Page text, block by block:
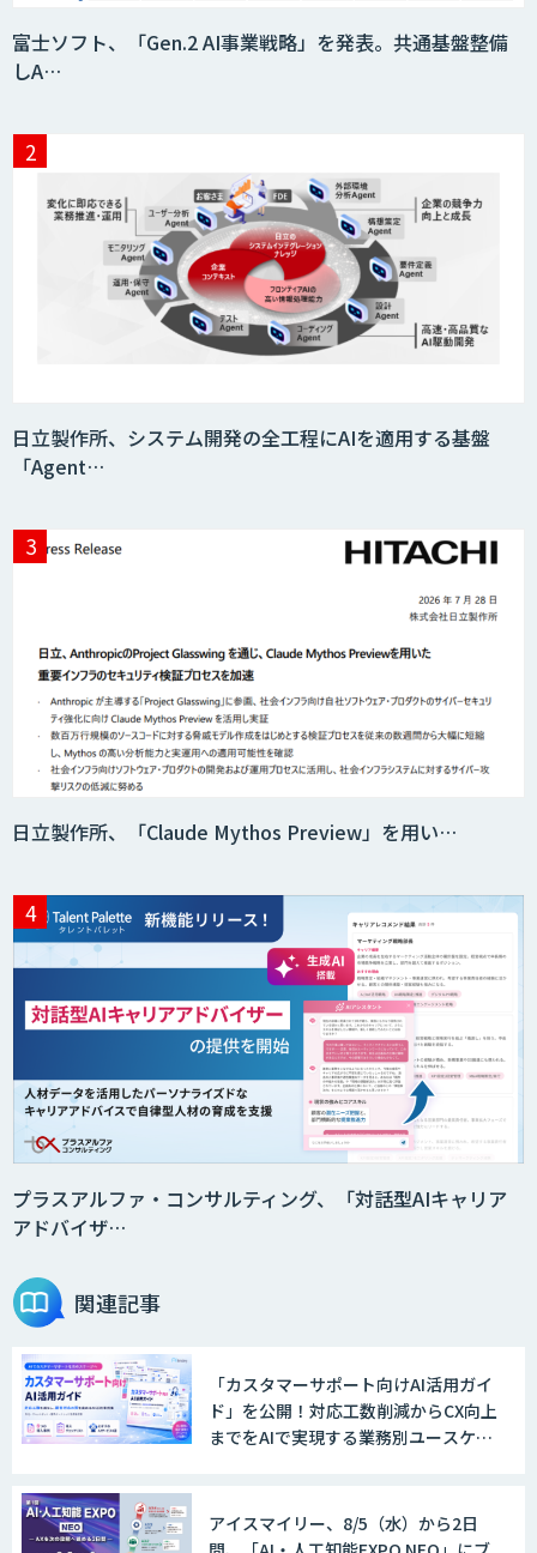
富士ソフト、「Gen.2 AI事業戦略」を発表。共通基盤整備
しA…
日立製作所、システム開発の全工程にAIを適用する基盤
「Agent…
日立製作所、「Claude Mythos Preview」を用い…
プラスアルファ・コンサルティング、「対話型AIキャリア
アドバイザ…
関連記事
「カスタマーサポート向けAI活用ガイ
ド」を公開！対応工数削減からCX向上
までをAIで実現する業務別ユースケー
アイスマイリー、8/5（水）から2日